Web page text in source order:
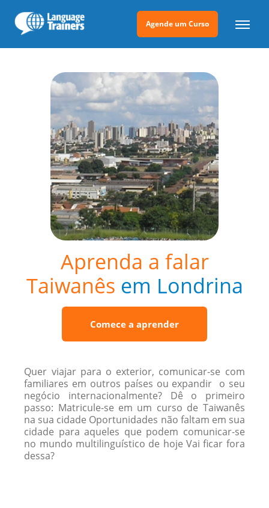
Agende um Curso
Aprenda a falar
Taiwanês em Londrina
Comece a aprender
Quer viajar para o exterior, comunicar-se com
familiares em outros países ou expandir o seu
negócio internacionalmente? Dê o primeiro
passo: Matricule-se em um curso de Taiwanês
na sua cidade Oportunidades não faltam em sua
cidade para aqueles que podem comunicar-se
no mundo multilinguístico de hoje Vai ficar fora
dessa?